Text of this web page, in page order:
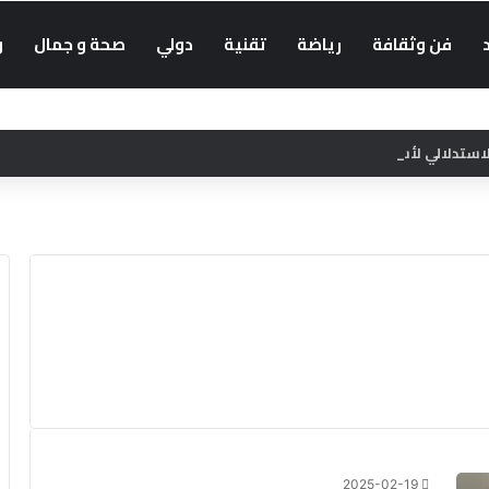
فن وثقافة رياضة تقنية دولي صحة و جمال
لأسعار الاستهلاك بنسبة 1.3% في يونيو
2025-02-19